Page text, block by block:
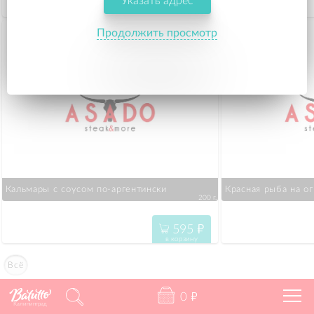
Всё
610
Кальмары с соусом по-аргентински
200 г.
595 "
в корзину
Красная рыба на
Калининград
0 "
Продолжить просмотр